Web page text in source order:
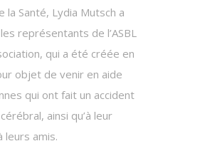
la Santé, Lydia Mutsch a
représentants de l’ASBL
qui a été créée en
objet de venir en aide
qui ont fait un accident
ainsi qu’à leur
leurs amis.